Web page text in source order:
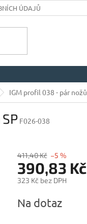
ÚDAJŮ
IGM profil 038 - pár
F026-038
411,40 Kč –5 %
390,83 Kč
323 Kč bez DPH
cena:
Na dotaz